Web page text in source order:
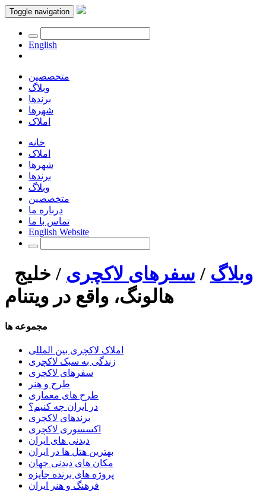
Toggle navigation
English
متخصصین
وبلاگ
برندها
شهرها
املاک
خانه
املاک
شهرها
برندها
وبلاگ
متخصصین
درباره ما
تماس با ما
English Website
وبلاگ / سفرهای لاکچری / خلیج
هالونگ، واقع در ویتنام
مجموعه ها
املاک لاکچری بین المللی
زندگی به سبک لاکچری
سفرهای لاکچری
طرح و هنر
طرح های معماری
در ایران چه کنیم؟
برندهای لاکچری
اکسسوری لاکچری
دیدنی های ایران
بهترین هتل ها در ایران
مکان های دیدنی جهان
پروژه های برنده جایزه
فرهنگ و هنر ایران